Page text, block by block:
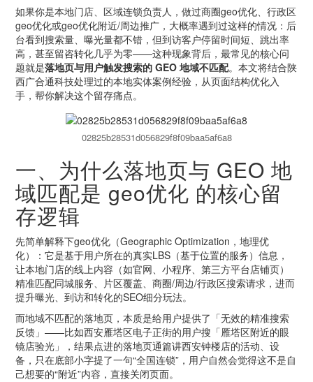
如果你是本地门店、区域连锁负责人，做过商圈geo优化、行政区
geo优化或geo优化附近/周边推广，大概率遇到过这样的情况：后
台看到搜索量、曝光量都不错，但到访客户停留时间短、跳出率
高，甚至留咨转化几乎为零——这种现象背后，最常见的核心问
题就是落地页与用户触发搜索的 GEO 地域不匹配。本文将结合陕
西广合通科技处理过的本地实体案例经验，从页面结构优化入
手，帮你解决这个留存痛点。
02825b28531d056829f8f09baa5af6a8
一、为什么落地页与 GEO 地
域匹配是 geo优化 的核心留
存逻辑
先简单解释下geo优化（Geographic Optimization，地理优
化）：它是基于用户所在的真实LBS（基于位置的服务）信息，
让本地门店的线上内容（如官网、小程序、第三方平台店铺页）
精准匹配同城服务、片区覆盖、商圈/周边/行政区搜索请求，进而
提升曝光、到访和转化的SEO细分玩法。
而地域不匹配的落地页，本质是给用户提供了「无效的精准搜索
反馈」——比如西安雁塔区电子正街的用户搜「雁塔区附近的眼
镜店验光」，结果点进的落地页通篇讲西安钟楼店的活动、设
备，只在底部小字提了一句“全国连锁”，用户自然会觉得这不是自
己想要的“附近”内容，直接关闭页面。